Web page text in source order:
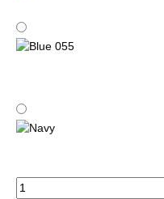
Pink
Blue 055